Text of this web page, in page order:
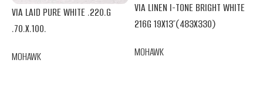
VIA LAID PURE WHITE .220.G
.70.X.100.
MOHAWK
VIA LINEN I-TONE BRIGHT WHITE
216G 19X13″(483X330)
MOHAWK